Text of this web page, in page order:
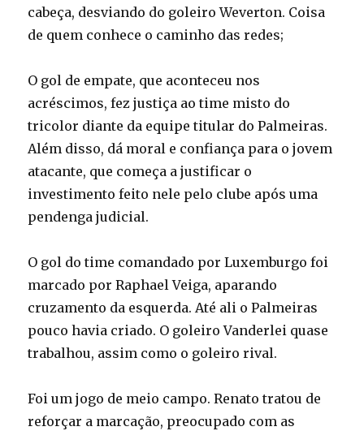
cabeça, desviando do goleiro Weverton. Coisa
de quem conhece o caminho das redes;
O gol de empate, que aconteceu nos
acréscimos, fez justiça ao time misto do
tricolor diante da equipe titular do Palmeiras.
Além disso, dá moral e confiança para o jovem
atacante, que começa a justificar o
investimento feito nele pelo clube após uma
pendenga judicial.
O gol do time comandado por Luxemburgo foi
marcado por Raphael Veiga, aparando
cruzamento da esquerda. Até ali o Palmeiras
pouco havia criado. O goleiro Vanderlei quase
trabalhou, assim como o goleiro rival.
Foi um jogo de meio campo. Renato tratou de
reforçar a marcação, preocupado com as